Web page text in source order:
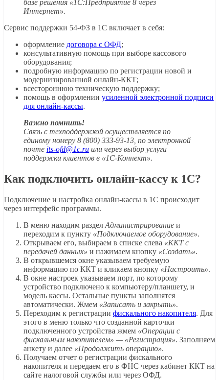
базе решения «1С:Предприятие 8 через
Интернет».
Сервис поддержки 54-ФЗ в 1С включает в себя:
оформление договора с ОФД;
консультативную помощь при выборе кассового
оборудования;
подробную информацию по регистрации новой и
модернизированной онлайн-ККТ;
всестороннюю техническую поддержку;
помощь в оформлении усиленной электронной подписи
для онлайн-кассы.
Важно помнить!
Связь с техподдержкой осуществляется по
единому номеру 8 (800) 333-93-13, по электронной
почте its-ofd@1c.ru или через выбор услуги
поддержки клиентов в «1С-Коннект».
Как подключить онлайн-кассу к 1С?
Подключение и настройка онлайн-кассы в 1С происходит
через интерфейс программы.
В меню находим раздел Администрирование и
переходим к пункту «Подключаемое оборудование».
Открываем его, выбираем в списке слева «ККТ с
передачей данных» и нажимаем кнопку «Создать».
В открывшемся окне указываем требуемую
информацию по ККТ и кликаем кнопку «Настроить».
В окне настроек указываем порт, по которому
устройство подключено к компьютеру/планшету, и
модель кассы. Остальные пункты заполнятся
автоматически. Жмем «Записать и закрыть».
Переходим к регистрации фискального накопителя. Для
этого в меню только что созданной карточки
подключенного устройства жмем «Операции с
фискальным накопителем» — «Регистрация». Заполняем
анкету и далее «Продолжить операцию».
Получаем отчет о регистрации фискального
накопителя и передаем его в ФНС через кабинет ККТ на
сайте налоговой службы или через ОФД.